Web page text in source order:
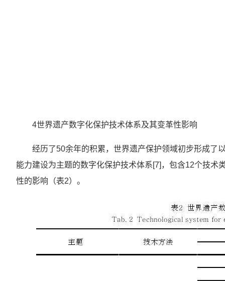
4世界遗产数字化保护技术体系及其变革性影响
经历了50余年的积累，世界遗产保护领域初步形成了
能力建设为主题的数字化保护技术体系[7]，包含12个技
性的影响（表2）。